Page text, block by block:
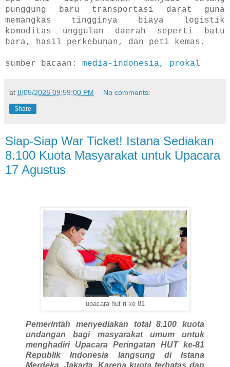
punggung baru transportasi darat guna
memangkas tingginya biaya logistik
komoditas unggulan daerah seperti batu
bara, hasil perkebunan, dan peti kemas.
sumber bacaan: media-indonesia , prokal
at 8/05/2026 09:59:00 PM No comments:
Share
Siap-Siap War Ticket! Istana Sediakan
8.100 Kuota Masyarakat untuk Upacara
17 Agustus
upacara hut ri ke 81
Pemerintah menyediakan total 8.100 kuota
undangan bagi masyarakat umum untuk
menghadiri Upacara Peringatan HUT ke-81
Republik Indonesia langsung di Istana